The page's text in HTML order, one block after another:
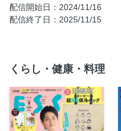
緑内障を悪化させないよ
にない
ストップするトレーニン
知っておきたい！目の健
脳知覚トレーニングで有
うにしよう！
配信開始日：2024/11/16
配信終了日：2025/11/15
くらし・健康・料理